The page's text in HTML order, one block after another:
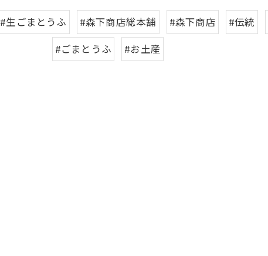
#生ごまとうふ #森下商店総本舗 #森下商店 #伝統
#ごまとうふ
#お土産